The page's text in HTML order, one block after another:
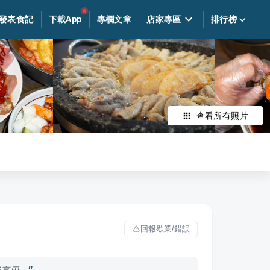
表食記 下載App 專欄文章 店家專區 排行榜
查看所有照片
回報歇業/錯誤